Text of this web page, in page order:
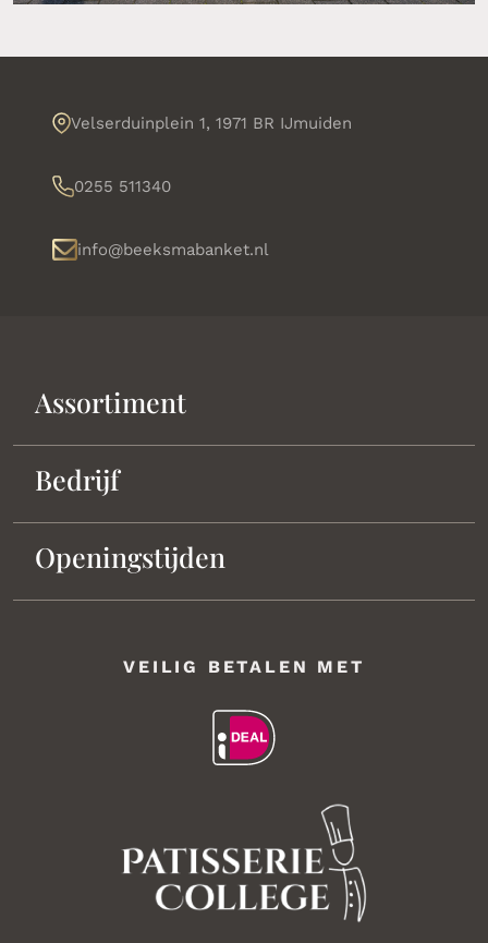
Velserduinplein 1, 1971 BR IJmuiden
0255 511340
info@beeksmabanket.nl
Assortiment
Bedrijf
Openingstijden
VEILIG BETALEN MET